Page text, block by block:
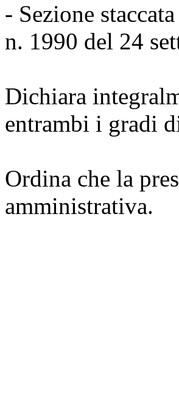
- Sezione
n. 1990 del 24
Dichiara
entrambi i gradi
Ordina che la
amministrativa.